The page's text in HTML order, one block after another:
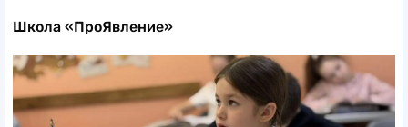
Школа «ПроЯвление»